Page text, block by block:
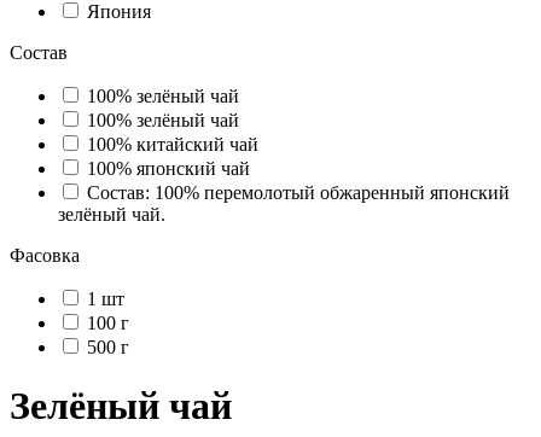
Япония
Состав
100% зелёный чай
100% зелёный чай
100% китайский чай
100% японский чай
Состав: 100% перемолотый обжаренный японский
зелёный чай.
Фасовка
1 шт
100 г
500 г
Зелёный чай